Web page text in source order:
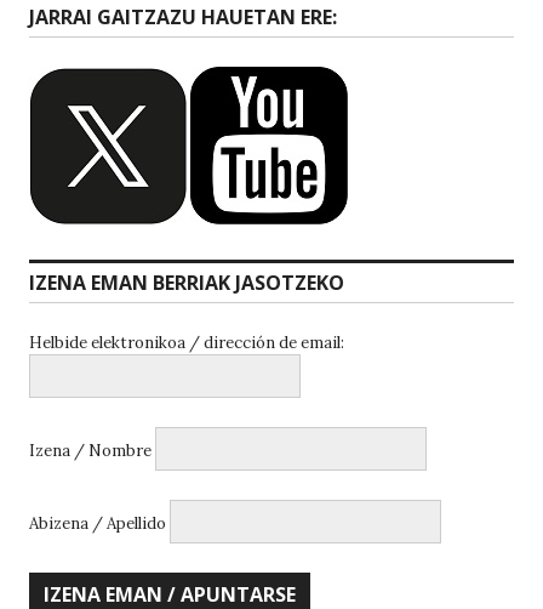
JARRAI GAITZAZU HAUETAN ERE:
IZENA EMAN BERRIAK JASOTZEKO
Helbide elektronikoa / dirección de email:
Izena / Nombre
Abizena / Apellido